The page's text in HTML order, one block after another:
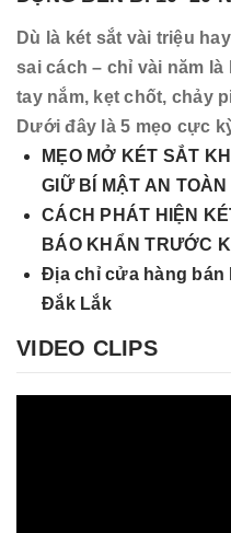
Dù là két sắt vài triệu
sai cách – chỉ vài năm
tay nắm, kẹt chốt, chảy
Dưới đây là 5 mẹo cực
MẸO MỞ KÉT SẮT
GIỮ BÍ MẬT AN
CÁCH PHÁT HIỆN
BÁO KHẨN TRƯỚC
Địa chỉ cửa hàng bán
Đắk Lắk
VIDEO CLIPS